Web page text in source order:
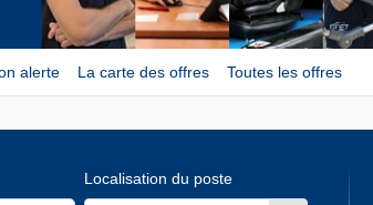
alerte La carte des offres Toutes les offres
Localisation du poste